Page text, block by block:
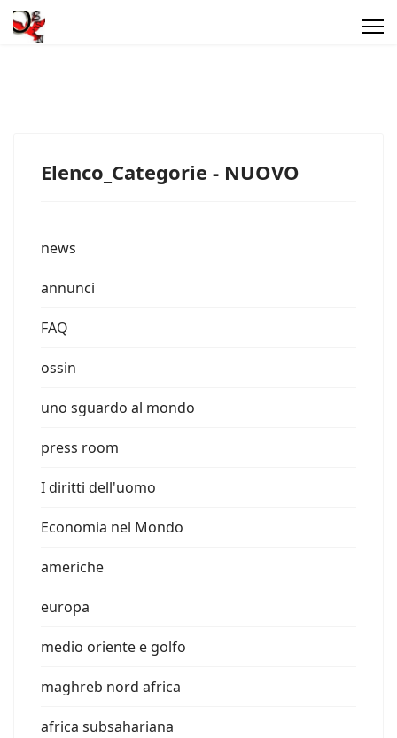
Elenco_Categorie - NUOVO
news
annunci
FAQ
ossin
uno sguardo al mondo
press room
I diritti dell'uomo
Economia nel Mondo
americhe
europa
medio oriente e golfo
maghreb nord africa
africa subsahariana